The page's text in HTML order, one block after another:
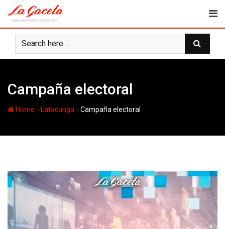
content
Campaña electoral
Home - Latacunga -Campaña electoral